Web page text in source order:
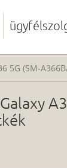
5G (SM-